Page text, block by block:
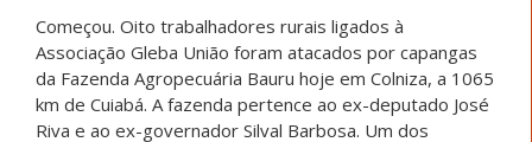
Começou. Oito trabalhadores rurais ligados à
Associação Gleba União foram atacados por capangas
da Fazenda Agropecuária Bauru hoje em Colniza, a 1065
km de Cuiabá. A fazenda pertence ao ex-deputado José
Riva e ao ex-governador Silval Barbosa. Um dos